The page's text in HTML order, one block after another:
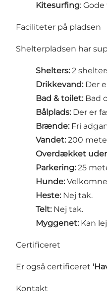
Kitesurfing:
Faciliteter på pladsen
Shelterpladsen har
Shelters: 2
Drikkevand: Der
Bad & toilet: Bad
Bålplads: Der er
Brænde: Fri
Vandet: 200
Overdækket
Parkering: 25
Hunde:
Heste: Nej tak.
Telt: Nej tak.
Myggenet: Kan
Certificeret
Er også certificeret
Kontakt